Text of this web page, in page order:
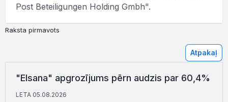
Post Beteiligungen Holding Gmbh".
Raksta pirmavots
Atpakaļ
"Elsana" apgrozījums pērn audzis par 60,4%
LETA 05.08.2026